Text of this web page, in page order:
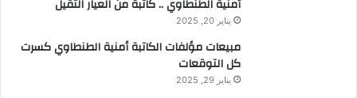
أمنية الطنطاوي .. كاتبة من العيار الثقيل
يناير 20, 2025
مبيعات مؤلفات الكاتبة أمنية الطنطاوي كسرت
كل التوقعات
يناير 29, 2025